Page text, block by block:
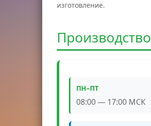
изготовление.
Производство
ПН–ПТ
08:00 — 17:00 МСК